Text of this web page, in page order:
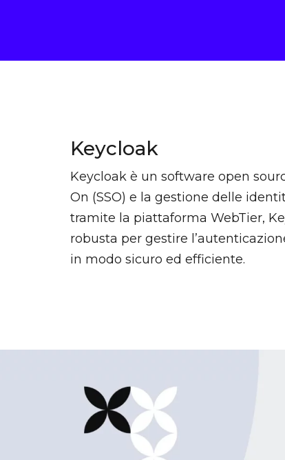
Keycloak
Keycloak è un software open
On (SSO) e la gestione delle
tramite la piattaforma WebTier,
robusta per gestire
in modo sicuro ed efficiente.